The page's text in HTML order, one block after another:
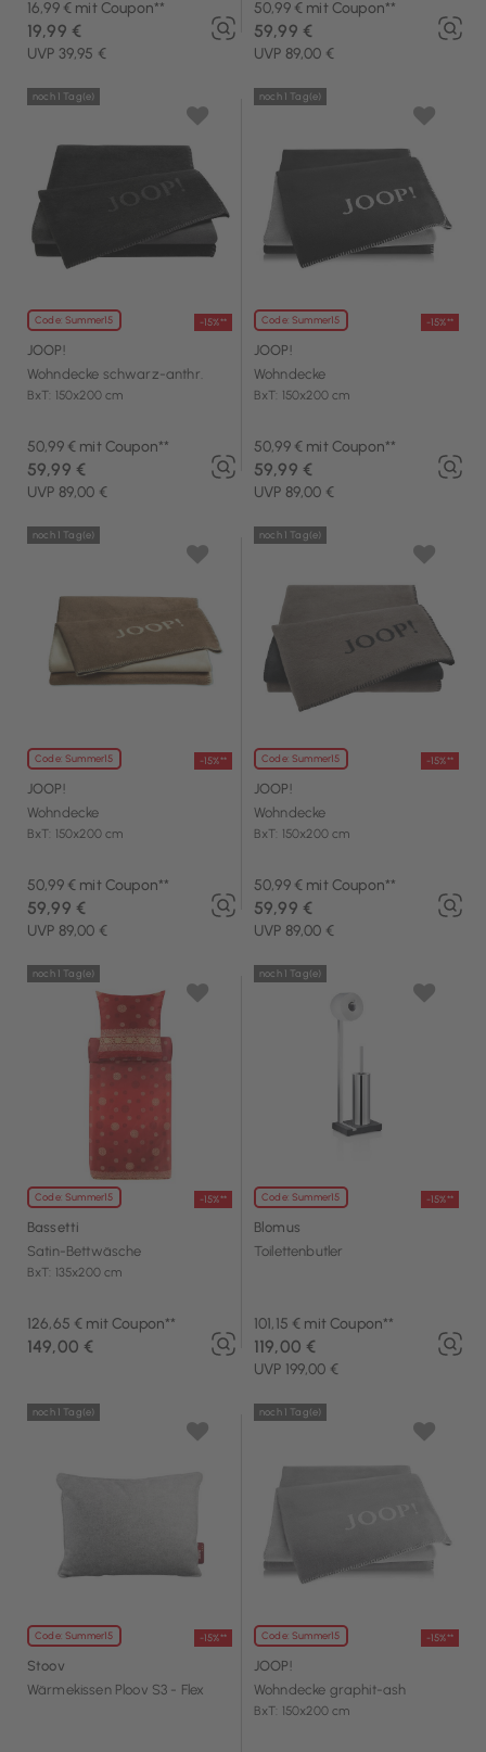
16,99 € mit Coupon**
UVP 39,95 €
19,99 €
50,99 € mit Coupon**
UVP 89,00 €
59,99 €
Code: Summer15 -15%**
noch 1 Tag(e)
JOOP!
Wohndecke schwarz-anthr.
BxT: 150x200 cm
50,99 € mit Coupon**
UVP 89,00 €
59,99 €
Code: Summer15 -15%**
noch 1 Tag(e)
JOOP!
Wohndecke
BxT: 150x200 cm
50,99 € mit Coupon**
UVP 89,00 €
59,99 €
Code: Summer15 -15%**
noch 1 Tag(e)
JOOP!
Wohndecke
BxT: 150x200 cm
50,99 € mit Coupon**
UVP 89,00 €
59,99 €
Code: Summer15 -15%**
noch 1 Tag(e)
JOOP!
Wohndecke
BxT: 150x200 cm
50,99 € mit Coupon**
UVP 89,00 €
59,99 €
Code: Summer15 -15%**
noch 1 Tag(e)
Bassetti
Satin-Bettwäsche
BxT: 135x200 cm
126,65 € mit Coupon**
149,00 €
Code: Summer15 -15%**
noch 1 Tag(e)
Blomus
Toilettenbutler
101,15 € mit Coupon**
UVP 199,00 €
119,00 €
Code: Summer15 -15%**
noch 1 Tag(e)
Stoov
Wärmekissen Ploov S3 - Flex
Code: Summer15 -15%**
noch 1 Tag(e)
JOOP!
Wohndecke graphit-ash
BxT: 150x200 cm